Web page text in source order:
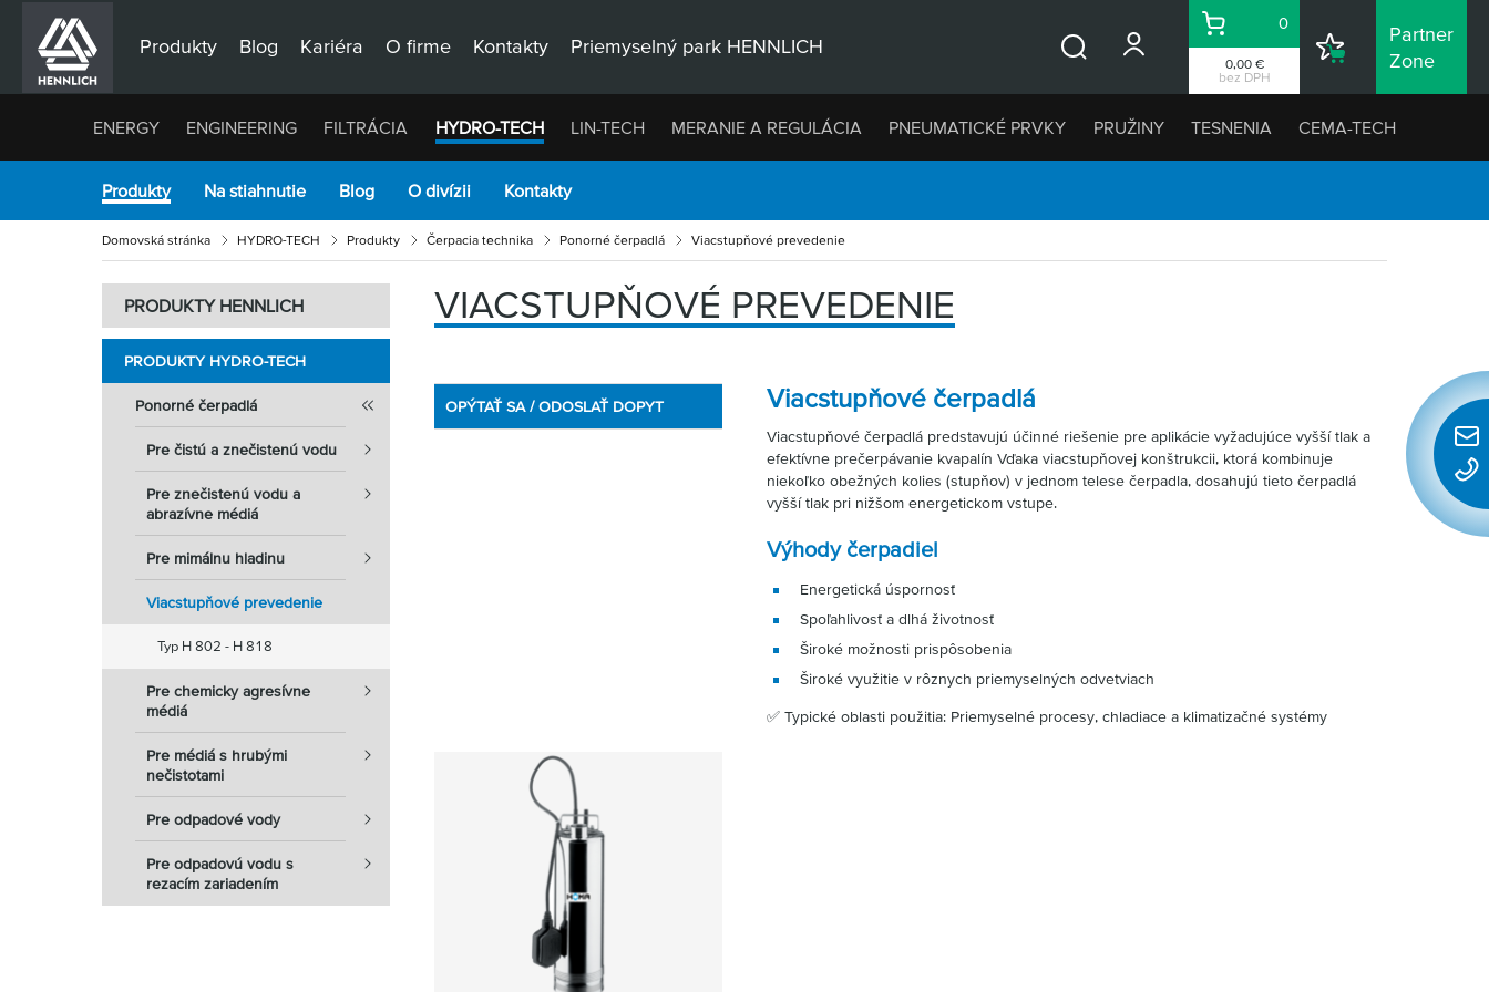
Produkty Blog Kariéra O firme Kontakty Priemyselný park HENNLICH
0,00 €
bez DPH
Košík
0
Nákupný
Partner
Zone
ENERGY ENGINEERING FILTRÁCIA HYDRO-TECH LIN-TECH MERANIE A REGULÁCIA PNEUMATICKÉ PRVKY PRUŽINY TESNENIA CEMA-TECH
Produkty Na stiahnutie Blog O divízii Kontakty
Domovská stránka HYDRO-TECH Produkty Čerpacia technika Ponorné čerpadlá Viacstupňové prevedenie
PRODUKTY HENNLICH
PRODUKTY HYDRO-TECH
Ponorné čerpadlá
Pre čistú a znečistenú vodu
Pre znečistenú vodu a
abrazívne médiá
Pre mimálnu hladinu
Viacstupňové prevedenie
Typ H 802 - H 818
Pre chemicky agresívne
médiá
Pre médiá s hrubými
nečistotami
Pre odpadové vody
Pre odpadovú vodu s
rezacím zariadením
VIACSTUPŇOVÉ PREVEDENIE
OPÝTAŤ SA / ODOSLAŤ DOPYT Viacstupňové čerpadlá
Viacstupňové čerpadlá predstavujú účinné riešenie pre aplikácie vyžadujúce vyšší tlak a
efektívne prečerpávanie kvapalín Vďaka viacstupňovej konštrukcii, ktorá kombinuje
niekoľko obežných kolies (stupňov) v jednom telese čerpadla, dosahujú tieto čerpadlá
vyšší tlak pri nižšom energetickom vstupe.
Výhody čerpadiel
Energetická úspornosť
Spoľahlivosť a dlhá životnosť
Široké možnosti prispôsobenia
Široké využitie v rôznych priemyselných odvetviach
✅ Typické oblasti použitia: Priemyselné procesy, chladiace a klimatizačné systémy